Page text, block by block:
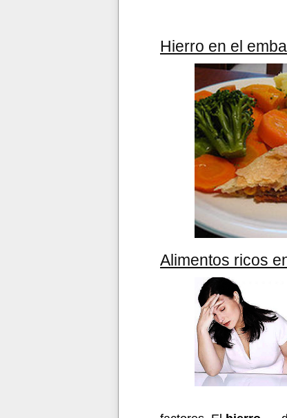
Hierro en el
Alimentos ricos